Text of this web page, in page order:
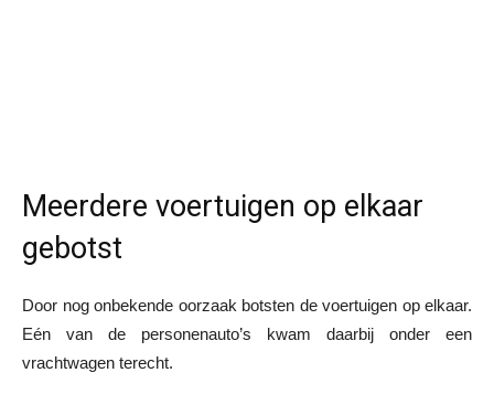
Meerdere voertuigen op elkaar
gebotst
Door nog onbekende oorzaak botsten de voertuigen op elkaar.
Eén van de personenauto’s kwam daarbij onder een
vrachtwagen terecht.